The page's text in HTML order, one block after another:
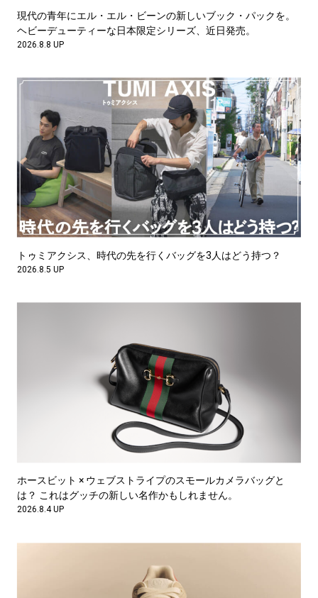
現代の青年にエル・エル・ビーンの新しいブック・パックを。
ヘビーデューティーな日本限定シリーズ、近日発売。
2026.8.8 UP
トゥミアクシス、時代の先を行くバッグを3人はどう持つ？
2026.8.5 UP
ホースビット × ウェブストライプのスモールカメラバッグと
は？ これはグッチの新しい名作かもしれません。
2026.8.4 UP